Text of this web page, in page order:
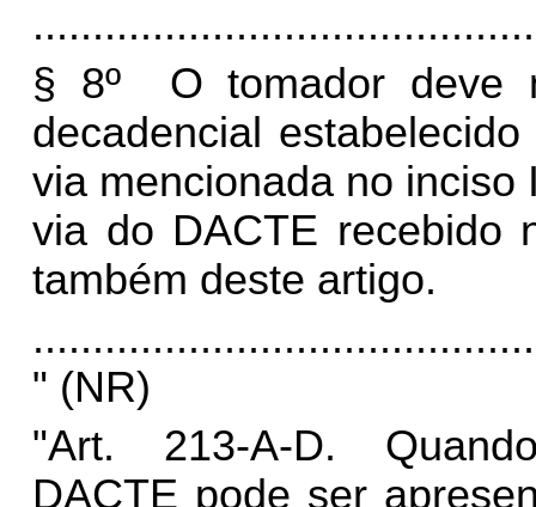
§ 8º O tomador deve
decadencial
via mencionada no inciso
via do DACTE recebido
também deste artigo.
" (NR)
"Art. 213-A-D.
DACTE pode ser